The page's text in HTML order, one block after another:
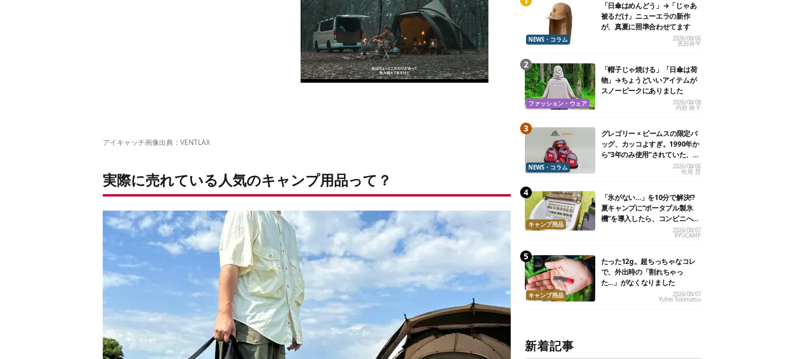
第4位：FIELDOOR「ラウンドグリドルパン 33cm」
第2位：ENDLESS BASE「ポップアップサンシェード」
第1位：ラーテルワークス「オーロラソフトクーラー L」
アイキャッチ画像出典： VENTLAX
実際に売れている人気のキャンプ用品って？
NEWS・コラム
「日傘はめんどう」→「じゃあ
被るだけ」ニューエラの新作
が、真夏に照準合わせてます
2026/08/06
黒田祥平
ファッション・ウェア
「帽子じゃ焼ける」「日傘は荷
物」→ちょうどいいアイテムが
スノーピークにありました
2026/08/08
内舘 綾子
NEWS・コラム
グレゴリー × ビームスの限定バ
ッグ、カッコよすぎ。1990年か
ら“3年のみ使用”されていた、紫
2026/08/06
松尾 慧
キャンプ用品
「氷がない…」を10分で解決!?
夏キャンプに“ポータブル製氷
機”を導入したら、コンビニへ走
2026/08/07
RYUCAMP
キャンプ用品
たった12g。超ちっちゃなコレ
で、外出時の「割れちゃっ
た…」がなくなりました
2026/08/07
Yuhei Tokimatsu
新着記事